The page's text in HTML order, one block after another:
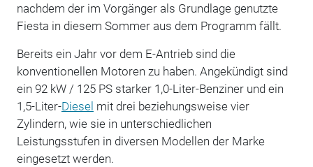
nachdem der im Vorgänger als Grundlage genutzte
Fiesta in diesem Sommer aus dem Programm fällt.
Bereits ein Jahr vor dem E-Antrieb sind die
konventionellen Motoren zu haben. Angekündigt sind
ein 92 kW / 125 PS starker 1,0-Liter-Benziner und ein
1,5-Liter-Diesel mit drei beziehungsweise vier
Zylindern, wie sie in unterschiedlichen
Leistungsstufen in diversen Modellen der Marke
eingesetzt werden.